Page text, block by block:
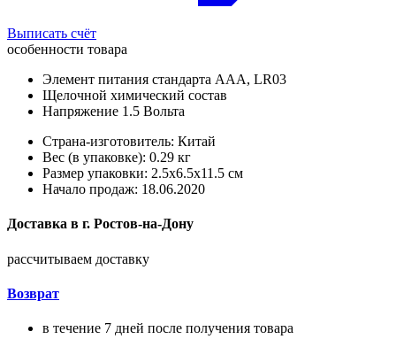
Выписать счёт
особенности товара
Элемент питания стандарта AAA, LR03
Щелочной химический состав
Напряжение 1.5 Вольта
Страна-изготовитель: Китай
Вес (в упаковке): 0.29 кг
Размер упаковки: 2.5x6.5x11.5 см
Начало продаж: 18.06.2020
Доставка в г. Ростов-на-Дону
рассчитываем доставку
Возврат
в течение 7 дней после получения товара